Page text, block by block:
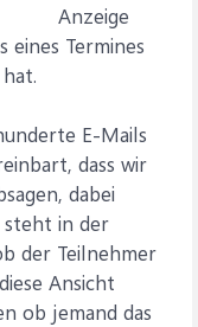
Anzeige
eines Termines
E-Mails
dass wir
dabei
steht in der
der Teilnehmer
Ansicht
ob jemand das